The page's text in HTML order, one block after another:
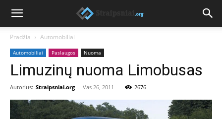
Pradžia Automobiliai
Automobiliai Paslaugos Nuoma
Limuzinų nuoma Limobusas
Autorius: Straipsniai.org - Vas 26, 2011 2676